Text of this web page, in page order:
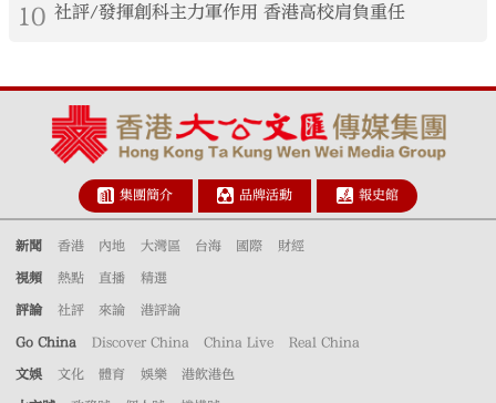
10 社評/發揮創科主力軍作用 香港高校肩負重任
集團簡介 品牌活動 報史館
新聞 香港 內地 大灣區 台海 國際 財經
視頻 熱點 直播 精選
評論 社評 來論 港評論
Go China Discover China China Live Real China
文娛 文化 體育 娛樂 港飲港色